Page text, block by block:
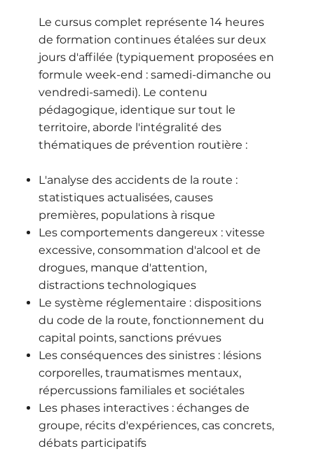
Le cursus complet représente 14 heures
de formation continues étalées sur deux
jours d'affilée (typiquement proposées en
formule week-end : samedi-dimanche ou
vendredi-samedi). Le contenu
pédagogique, identique sur tout le
territoire, aborde l'intégralité des
thématiques de prévention routière :
L'analyse des accidents de la route :
statistiques actualisées, causes
premières, populations à risque
Les comportements dangereux : vitesse
excessive, consommation d'alcool et de
drogues, manque d'attention,
distractions technologiques
Le système réglementaire : dispositions
du code de la route, fonctionnement du
capital points, sanctions prévues
Les conséquences des sinistres : lésions
corporelles, traumatismes mentaux,
répercussions familiales et sociétales
Les phases interactives : échanges de
groupe, récits d'expériences, cas concrets,
débats participatifs